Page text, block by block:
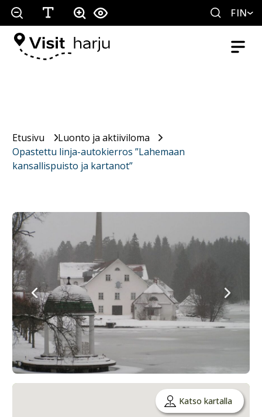
FIN
Etusivu
Luonto ja aktiiviloma
Opastettu linja-autokierros ”Lahemaan
kansallispuisto ja kartanot”
Katso kartalla